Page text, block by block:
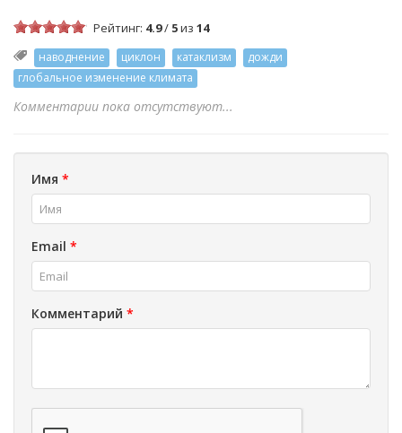
Рейтинг: 4.9/ 5из 14
наводнение циклон катаклизм
дожди
глобальное изменение климата
Комментарии пока отсутствуют...
Имя *
Email *
Комментарий *